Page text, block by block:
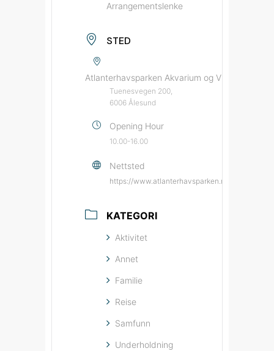
Arrangementslenke
STED
Atlanterhavsparken Akvarium og Vitensenter
Tuenesvegen 200,
6006 Ålesund
Opening Hour
10.00-16.00
Nettsted
https://www.atlanterhavsparken.no/
KATEGORI
Aktivitet
Annet
Familie
Reise
Samfunn
Underholdning